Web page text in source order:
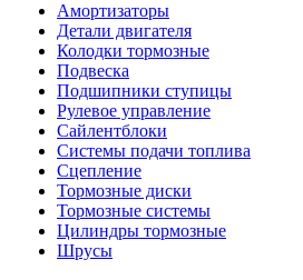
Амортизаторы
Детали двигателя
Колодки тормозные
Подвеска
Подшипники ступицы
Рулевое управление
Сайлентблоки
Системы подачи топлива
Сцепление
Тормозные диски
Тормозные системы
Цилиндры тормозные
Шрусы